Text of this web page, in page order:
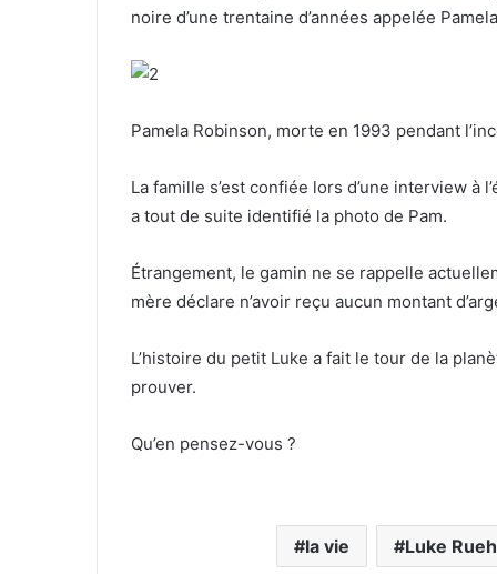
noire d’une trentaine d’années appelée
Pamela Robinson, morte en 1993 pendant
La famille s’est confiée lors d’une interview à
a tout de suite identifié la photo de Pam.
Étrangement, le gamin ne se rappelle
mère déclare n’avoir reçu aucun montant
L’histoire du petit Luke a fait le tour de la
prouver.
Qu’en pensez-vous ?
la vie Luke